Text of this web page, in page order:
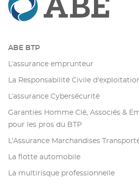
ABE BTP
L’assurance emprunteur
La Responsabilité Civile
L’assurance Cybersécurité
Garanties Homme Clé, Associés &
pour les pros du BTP
L’Assurance Marchandises
La flotte automobile
La multirisque professionnelle